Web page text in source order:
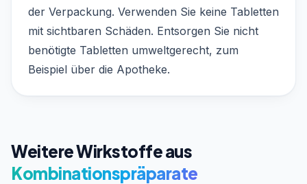
der Verpackung. Verwenden Sie keine Tabletten
mit sichtbaren Schäden. Entsorgen Sie nicht
benötigte Tabletten umweltgerecht, zum
Beispiel über die Apotheke.
Weitere Wirkstoffe aus
Kombinationspräparate